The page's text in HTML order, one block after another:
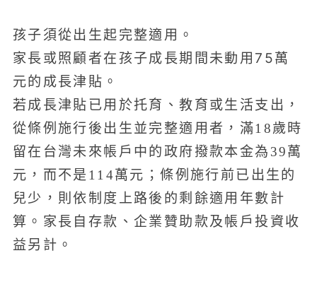
孩子須從出生起完整適用。
家長或照顧者在孩子成長期間未動用75萬
元的成長津貼。
若成長津貼已用於托育、教育或生活支出，
從條例施行後出生並完整適用者，滿18歲時
留在台灣未來帳戶中的政府撥款本金為39萬
元，而不是114萬元；條例施行前已出生的
兒少，則依制度上路後的剩餘適用年數計
算。家長自存款、企業贊助款及帳戶投資收
益另計。